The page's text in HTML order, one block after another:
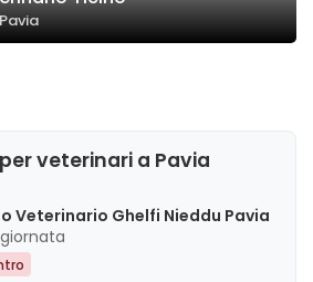
veterinari a Pavia
Veterinario Ghelfi Nieddu Pavia